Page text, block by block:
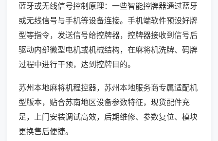
蓝牙或无线信号控制原理：一些智能控牌器通过蓝牙
或无线信号与手机等设备连接。手机端软件预设好牌
型等指令，发送信号给控牌器，控牌器接收到信号后
驱动内部微型电机或机械结构，在麻将机洗牌、码牌
过程中进行干预，达到控牌目的。
苏州本地麻将机程控器，苏州本地服务商专属适配机
型版本，贴合苏南地区设备参数特征，现货配件充
足，上门安装调试高效，后期维修、参数复位、模块
更换售后便捷。